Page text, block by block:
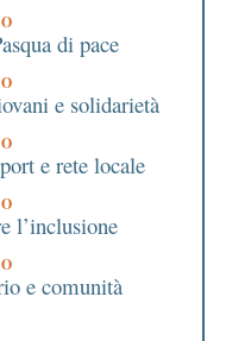
di pace
e solidarietà
e rete locale
l’inclusione
e comunità